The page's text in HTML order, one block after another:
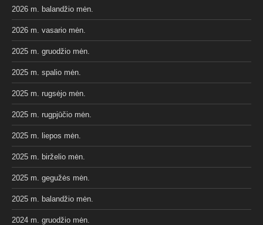
2026 m. balandžio mėn.
2026 m. vasario mėn.
2025 m. gruodžio mėn.
2025 m. spalio mėn.
2025 m. rugsėjo mėn.
2025 m. rugpjūčio mėn.
2025 m. liepos mėn.
2025 m. birželio mėn.
2025 m. gegužės mėn.
2025 m. balandžio mėn.
2024 m. gruodžio mėn.